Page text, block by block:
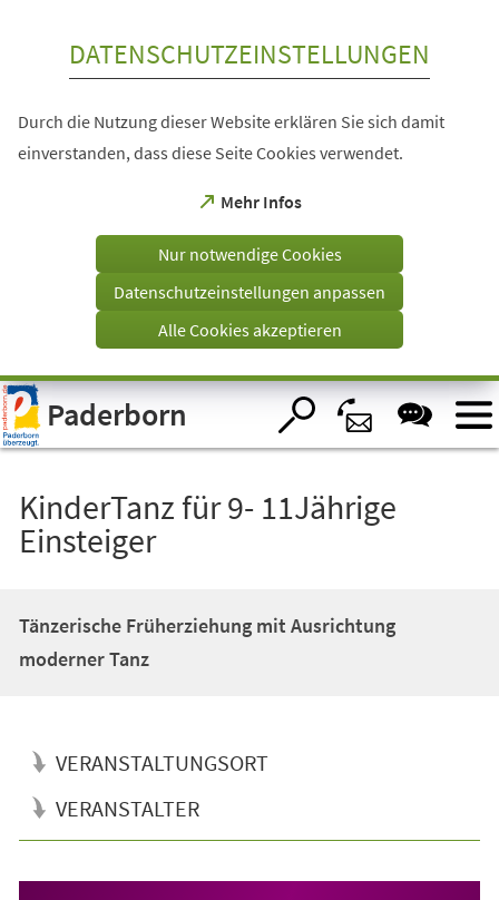
Visuelle
Assistenzsoftware
öffnen.
DATENSCHUTZEINSTELLUNGEN
Durch die Nutzung dieser Website erklären Sie sich damit
einverstanden, dass diese Seite Cookies verwendet.
Mehr Infos
(Öffnet
einem
Tab)
Nur notwendige Cookies
Datenschutzeinstellungen anpassen
Alle Cookies akzeptieren
Paderborn
KinderTanz für 9- 11Jährige
Einsteiger
Tänzerische Früherziehung mit Ausrichtung
moderner Tanz
VERANSTALTUNGSORT
VERANSTALTER